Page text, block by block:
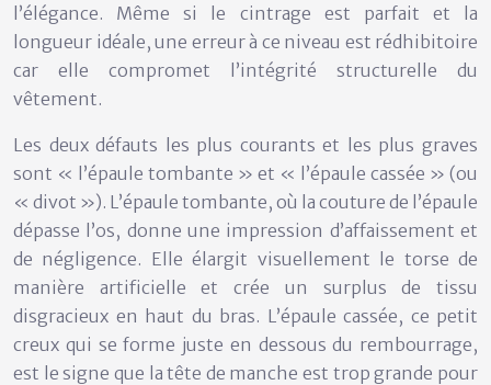
l’élégance. Même si le cintrage est parfait et la
longueur idéale, une erreur à ce niveau est rédhibitoire
car elle compromet l’intégrité structurelle du
vêtement.
Les deux défauts les plus courants et les plus graves
sont « l’épaule tombante » et « l’épaule cassée » (ou
« divot »). L’épaule tombante, où la couture de l’épaule
dépasse l’os, donne une impression d’affaissement et
de négligence. Elle élargit visuellement le torse de
manière artificielle et crée un surplus de tissu
disgracieux en haut du bras. L’épaule cassée, ce petit
creux qui se forme juste en dessous du rembourrage,
est le signe que la tête de manche est trop grande pour